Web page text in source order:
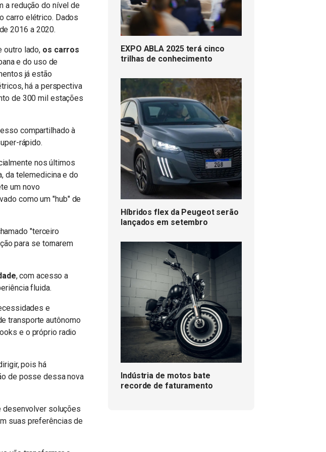
a redução do nível de
carro elétrico. Dados
2016 a 2020.
outro lado, os carros
e do uso de
já estão
há a perspectiva
de 300 mil estações
compartilhado à
rápido.
nos últimos
da telemedicina e do
um novo
como um "hub" de
"terceiro
para se tornarem
, com acesso a
fluida.
e
transporte autônomo
e o próprio radio
pois há
de posse dessa nova
desenvolver soluções
suas preferências de
EXPO ABLA 2025 terá cinco
trilhas de conhecimento
Híbridos flex da Peugeot serão
lançados em setembro
Indústria de motos bate
recorde de faturamento